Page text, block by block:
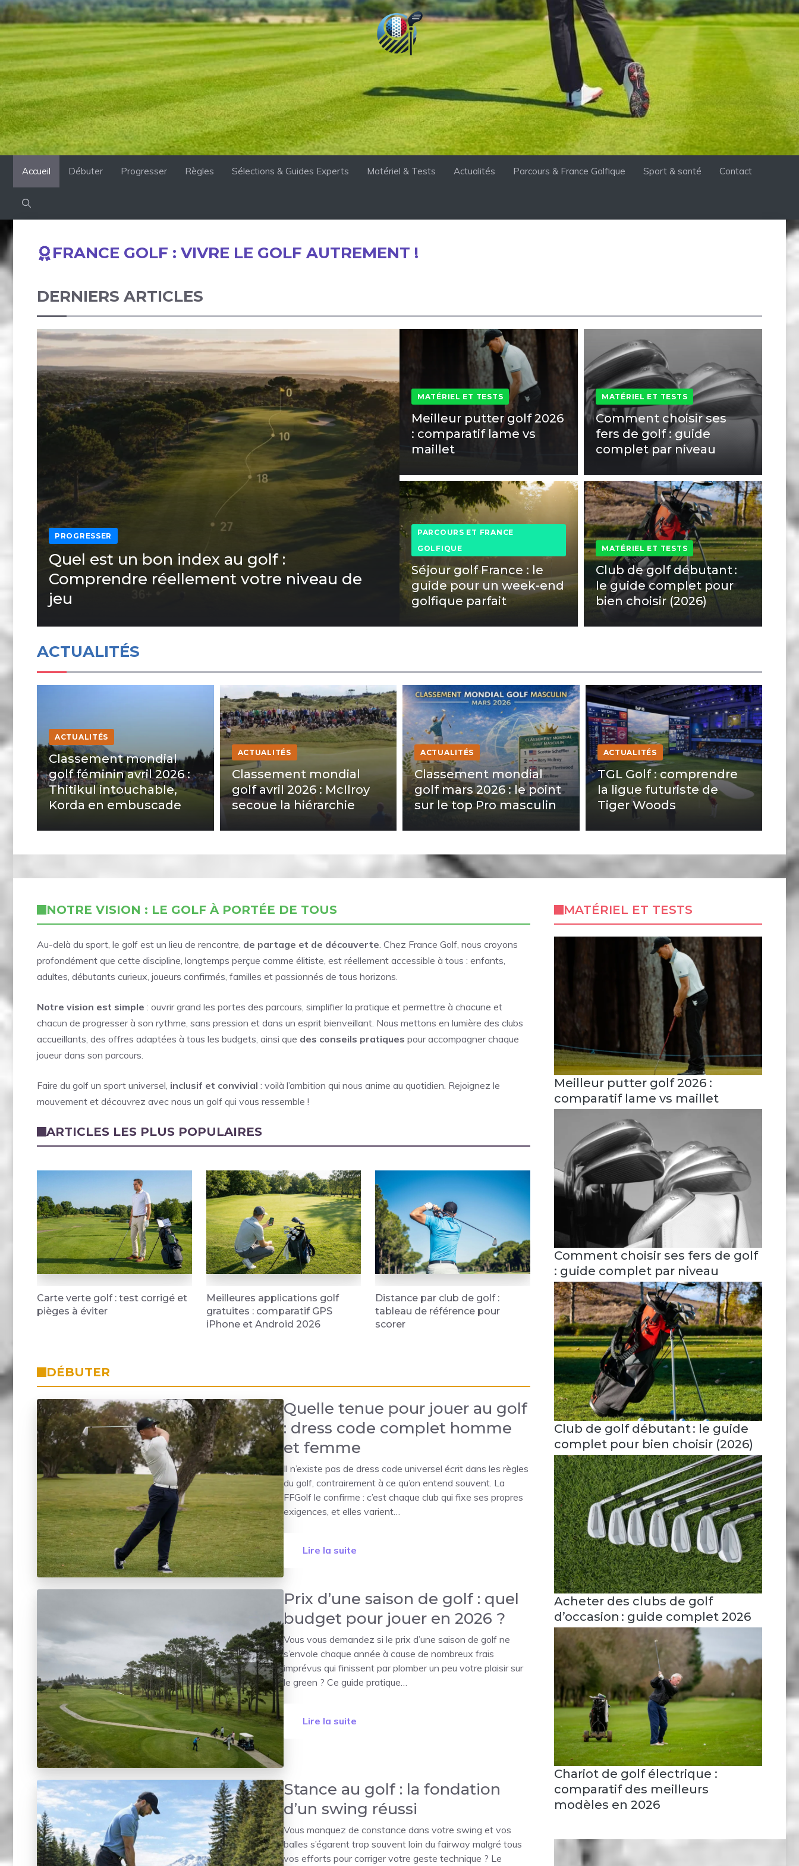
Accueil Débuter Progresser Règles Sélections & Guides Experts Matériel & Tests Actualités Parcours & France Golfique Sport & santé Contact
FRANCE GOLF : VIVRE LE GOLF AUTREMENT !
DERNIERS ARTICLES
PROGRESSER
Quel est un bon index au golf :
Comprendre réellement votre niveau de
jeu
MATÉRIEL ET TESTS
Meilleur putter golf 2026
: comparatif lame vs
maillet
MATÉRIEL ET TESTS
Comment choisir ses
fers de golf : guide
complet par niveau
PARCOURS ET FRANCE
GOLFIQUE
Séjour golf France : le
guide pour un week-end
golfique parfait
MATÉRIEL ET TESTS
Club de golf débutant :
le guide complet pour
bien choisir (2026)
ACTUALITÉS
ACTUALITÉS
Classement mondial
golf féminin avril 2026 :
Thitikul intouchable,
Korda en embuscade
ACTUALITÉS
Classement mondial
golf avril 2026 : McIlroy
secoue la hiérarchie
ACTUALITÉS
Classement mondial
golf mars 2026 : le point
sur le top Pro masculin
ACTUALITÉS
TGL Golf : comprendre
la ligue futuriste de
Tiger Woods
NOTRE VISION : LE GOLF À PORTÉE DE TOUS
Au-delà du sport, le golf est un lieu de rencontre, de partage et de découverte . Chez France Golf, nous croyons
profondément que cette discipline, longtemps perçue comme élitiste, est réellement accessible à tous : enfants,
adultes, débutants curieux, joueurs confirmés, familles et passionnés de tous horizons.
Notre vision est simple : ouvrir grand les portes des parcours, simplifier la pratique et permettre à chacune et
chacun de progresser à son rythme, sans pression et dans un esprit bienveillant. Nous mettons en lumière des clubs
accueillants, des offres adaptées à tous les budgets, ainsi que des conseils pratiques pour accompagner chaque
joueur dans son parcours.
Faire du golf un sport universel, inclusif et convivial : voilà l’ambition qui nous anime au quotidien. Rejoignez le
mouvement et découvrez avec nous un golf qui vous ressemble !
ARTICLES LES PLUS POPULAIRES
Carte verte golf : test corrigé et
pièges à éviter
Meilleures applications golf
gratuites : comparatif GPS
iPhone et Android 2026
Distance par club de golf :
tableau de référence pour
scorer
DÉBUTER
Quelle tenue pour jouer au golf
: dress code complet homme
et femme
Il n’existe pas de dress code universel écrit dans les règles
du golf, contrairement à ce qu’on entend souvent. La
FFGolf le confirme : c’est chaque club qui fixe ses propres
exigences, et elles varient…
Lire la suite
Prix d’une saison de golf : quel
budget pour jouer en 2026 ?
Vous vous demandez si le prix d’une saison de golf ne
s’envole chaque année à cause de nombreux frais
imprévus qui finissent par plomber un peu votre plaisir sur
le green ? Ce guide pratique…
Lire la suite
Stance au golf : la fondation
d’un swing réussi
Vous manquez de constance dans votre swing et vos
balles s’égarent trop souvent loin du fairway malgré tous
vos efforts pour corriger votre geste technique ? Le
MATÉRIEL ET TESTS
Meilleur putter golf 2026 :
comparatif lame vs maillet
Comment choisir ses fers de golf
: guide complet par niveau
Club de golf débutant : le guide
complet pour bien choisir (2026)
Acheter des clubs de golf
d’occasion : guide complet 2026
Chariot de golf électrique :
comparatif des meilleurs
modèles en 2026